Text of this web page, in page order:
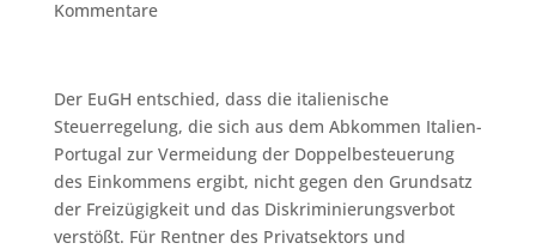
Kommentare
Der EuGH entschied, dass die italienische
Steuerregelung, die sich aus dem Abkommen Italien-
Portugal zur Vermeidung der Doppelbesteuerung
des Einkommens ergibt, nicht gegen den Grundsatz
der Freizügigkeit und das Diskriminierungsverbot
verstößt. Für Rentner des Privatsektors und